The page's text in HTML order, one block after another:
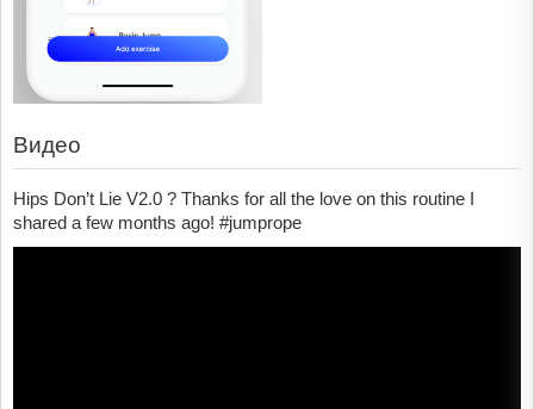
Видео
Hips Don’t Lie V2.0 ? Thanks for all the love on this routine I
shared a few months ago! #jumprope